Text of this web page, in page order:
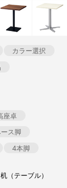
カラー選択
座卓
ス脚
4本脚
（テーブル）